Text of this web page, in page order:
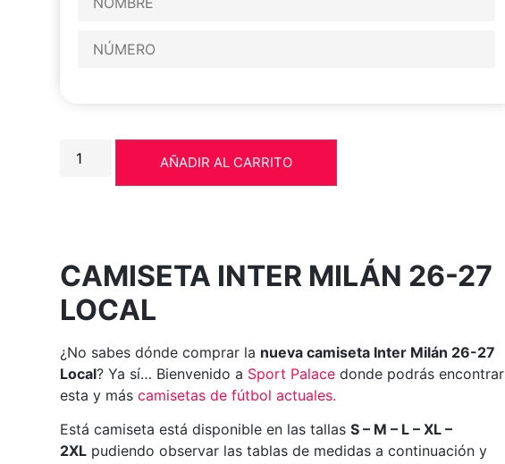
AÑADIR AL CARRITO
CAMISETA INTER MILÁN 26-27
LOCAL
¿No sabes dónde comprar la nueva camiseta Inter Milán 26-27
Local? Ya sí… Bienvenido a Sport Palace donde podrás encontrar
esta y máscamisetas de fútbol actuales.
Está camiseta está disponible en las tallasS – M – L – XL –
2XL pudiendo observar las tablas de medidas a continuación y